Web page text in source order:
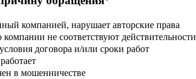
компанией, нарушает авторские права
не соответствуют действительности
договора и/или сроки работ
в мошенничестве